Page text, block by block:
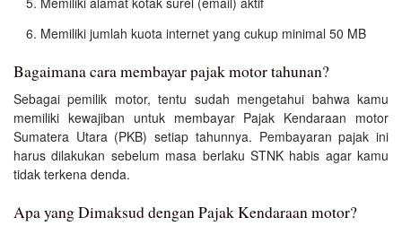
Memiliki jumlah kuota internet yang cukup minimal 50 MB
Bagaimana cara membayar pajak motor tahunan?
Sebagai pemilik motor, tentu sudah mengetahui bahwa kamu
memiliki kewajiban untuk membayar Pajak Kendaraan motor
Sumatera Utara (PKB) setiap tahunnya. Pembayaran pajak ini
harus dilakukan sebelum masa berlaku STNK habis agar kamu
tidak terkena denda.
Apa yang Dimaksud dengan Pajak Kendaraan motor?